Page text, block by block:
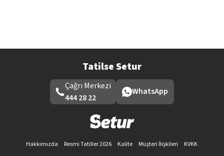
Tatilse Setur
Çağrı Merkezi
444 28 22
WhatsApp
Hakkımızda Resmi Tatiller 2026 Kalite Müşteri İlişkileri
KVKK